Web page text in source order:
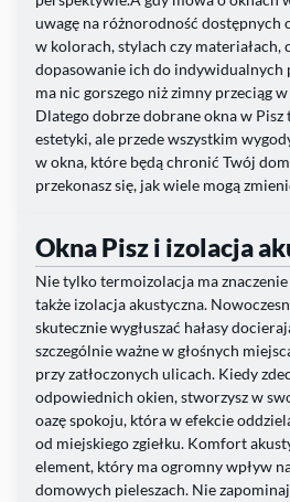
uwagę na różnorodność dostępnych
w kolorach, stylach czy materiałach,
dopasowanie ich do indywidualnych
ma nic gorszego niż zimny przeciąg
Dlatego dobrze dobrane okna w
estetyki, ale przede wszystkim
w okna, które będą chronić Twój dom
przekonasz się, jak wiele mogą
Okna Pisz i izolacja
Nie tylko termoizolacja ma
także izolacja akustyczna.
skutecznie wygłuszać hałasy
szczególnie ważne w głośnych
przy zatłoczonych ulicach. Kiedy
odpowiednich okien, stworzysz w
oazę spokoju, która w efekcie
od miejskiego zgiełku. Komfort
element, który ma ogromny wpływ
domowych pieleszach. Nie